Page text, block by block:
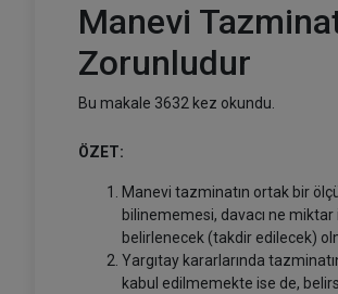
Manevi
Zorunludur
Bu makale 3632 kez okundu.
ÖZET:
Manevi tazminatın ortak bir
bilinememesi, davacı ne
belirlenecek (takdir edilecek)
Yargıtay kararlarında
kabul edilmemekte ise de,